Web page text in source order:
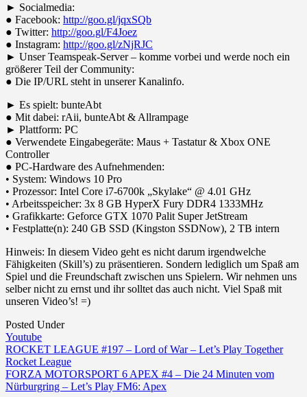
► Socialmedia:
● Facebook: http://goo.gl/jqxSQb
● Twitter: http://goo.gl/F4Joez
● Instagram: http://goo.gl/zNjRJC
► Unser Teamspeak-Server – komme vorbei und werde noch ein
größerer Teil der Community:
● Die IP/URL steht in unserer Kanalinfo.
► Es spielt: bunteAbt
● Mit dabei: rAii, bunteAbt & Allrampage
► Plattform: PC
● Verwendete Eingabegeräte: Maus + Tastatur & Xbox ONE
Controller
● PC-Hardware des Aufnehmenden:
• System: Windows 10 Pro
• Prozessor: Intel Core i7-6700k „Skylake“ @ 4.01 GHz
• Arbeitsspeicher: 3x 8 GB HyperX Fury DDR4 1333MHz
• Grafikkarte: Geforce GTX 1070 Palit Super JetStream
• Festplatte(n): 240 GB SSD (Kingston SSDNow), 2 TB intern
Hinweis: In diesem Video geht es nicht darum irgendwelche
Fähigkeiten (Skill’s) zu präsentieren. Sondern lediglich um Spaß am
Spiel und die Freundschaft zwischen uns Spielern. Wir nehmen uns
selber nicht zu ernst und ihr solltet das auch nicht. Viel Spaß mit
unseren Video’s! =)
Posted Under
Youtube
Post
navigation
ROCKET LEAGUE #197 – Lord of War – Let’s Play Together
Rocket League
FORZA MOTORSPORT 6 APEX #4 – Die 24 Minuten vom
Nürburgring – Let’s Play FM6: Apex